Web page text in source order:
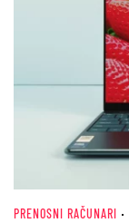
PRENOSNI RAČUNARI